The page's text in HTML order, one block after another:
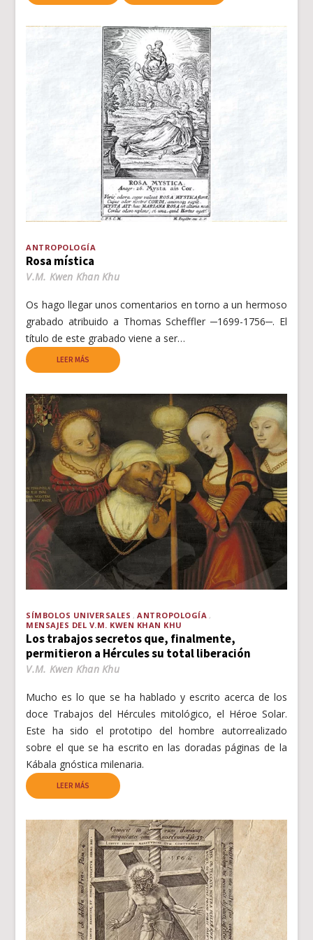
ANTROPOLOGÍA
Rosa mística
V.M. Kwen Khan Khu
Os hago llegar unos comentarios en torno a un hermoso
grabado atribuido a Thomas Scheffler ─1699-1756─. El
título de este grabado viene a ser…
LEER MÁS
SÍMBOLOS UNIVERSALES
ANTROPOLOGÍA
MENSAJES DEL V.M. KWEN KHAN KHU
Los trabajos secretos que, finalmente,
permitieron a Hércules su total liberación
V.M. Kwen Khan Khu
Mucho es lo que se ha hablado y escrito acerca de los
doce Trabajos del Hércules mitológico, el Héroe Solar.
Este ha sido el prototipo del hombre autorrealizado
sobre el que se ha escrito en las doradas páginas de la
Kábala gnóstica milenaria.
LEER MÁS